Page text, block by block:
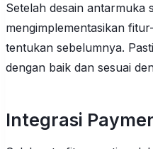
Setelah desain antarmuka
mengimplementasikan
tentukan sebelumnya.
dengan baik dan sesuai
Integrasi